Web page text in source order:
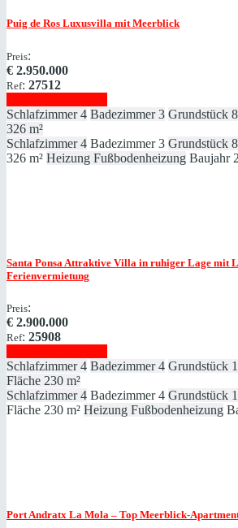
Puig de Ros Luxusvilla mit Meerblick
Preis:
€ 2.950.000
Ref: 27512
Schlafzimmer 4 Badezimmer 3 Grundstück
326 m²
Schlafzimmer 4 Badezimmer 3 Grundstück
326 m² Heizung Fußbodenheizung Baujahr
Santa Ponsa Attraktive Villa in ruhiger Lage mit
Ferienvermietung
Preis:
€ 2.900.000
Ref: 25908
Schlafzimmer 4 Badezimmer 4 Grundstück
Fläche 230 m²
Schlafzimmer 4 Badezimmer 4 Grundstück
Fläche 230 m² Heizung Fußbodenheizung
Port Andratx La Mola – Top Meerblick-